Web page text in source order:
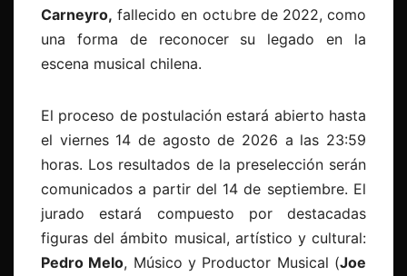
Carneyro, fallecido en octubre de 2022, como
una forma de reconocer su legado en la
escena musical chilena.
El proceso de postulación estará abierto hasta
el viernes 14 de agosto de 2026 a las 23:59
horas. Los resultados de la preselección serán
comunicados a partir del 14 de septiembre. El
jurado estará compuesto por destacadas
figuras del ámbito musical, artístico y cultural:
Pedro Melo, Músico y Productor Musical (Joe